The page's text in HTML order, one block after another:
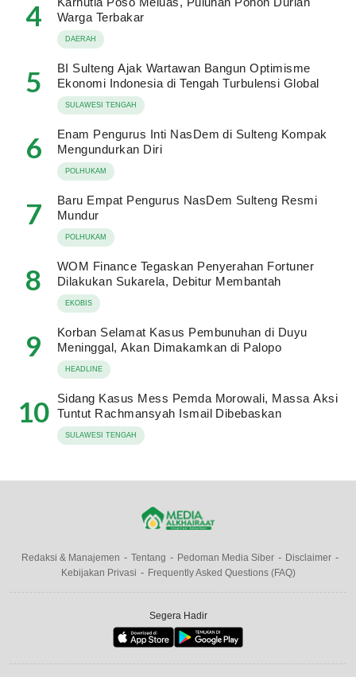
4
Warga Terbakar
DAERAH
5
BI Sulteng Ajak Wartawan Bangun Optimisme
Ekonomi Indonesia di Tengah Turbulensi Global
SULAWESI TENGAH
6
Enam Pengurus Inti NasDem di Sulteng Kompak
Mengundurkan Diri
POLHUKAM
7
Baru Empat Pengurus NasDem Sulteng Resmi
Mundur
POLHUKAM
8
WOM Finance Tegaskan Penyerahan Fortuner
Dilakukan Sukarela, Debitur Membantah
EKOBIS
9
Korban Selamat Kasus Pembunuhan di Duyu
Meninggal, Akan Dimakamkan di Palopo
HEADLINE
10
Sidang Kasus Mess Pemda Morowali, Massa Aksi
Tuntut Rachmansyah Ismail Dibebaskan
SULAWESI TENGAH
Redaksi & Manajemen Tentang Pedoman Media Siber
Disclaimer
Kebijakan Privasi
Frequently Asked Questions (FAQ)
Segera Hadir